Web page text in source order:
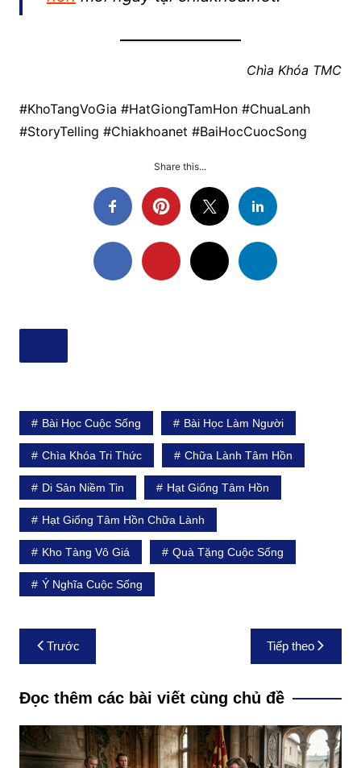
Chìa Khóa TMC
#KhoTangVoGia #HatGiongTamHon #ChuaLanh
#StoryTelling #Chiakhoanet #BaiHocCuocSong
Share this...
Bài Học Cuộc Sống Bài Học Làm Người
Chìa Khóa Tri Thức Chữa Lành Tâm Hồn
Di Sản Niềm Tin Hạt Giống Tâm Hồn
Hạt Giống Tâm Hồn Chữa Lành
Kho Tàng Vô Giá Quà Tặng Cuộc Sống
Ý Nghĩa Cuộc Sống
Điều
hướng
bài
viết
Trước Tiếp theo
Đọc thêm các bài viết cùng chủ đề